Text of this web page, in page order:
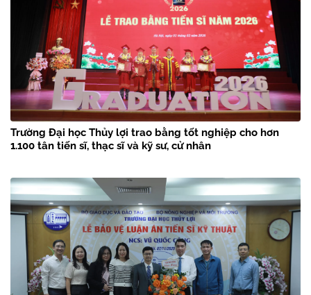
Trường Đại học Thủy lợi trao bằng tốt nghiệp cho hơn
1.100 tân tiến sĩ, thạc sĩ và kỹ sư, cử nhân